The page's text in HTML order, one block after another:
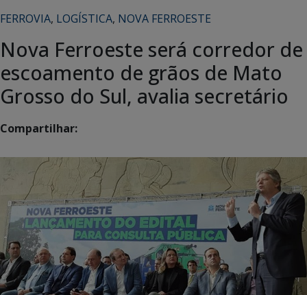
FERROVIA, LOGÍSTICA, NOVA FERROESTE
Nova Ferroeste será corredor de
escoamento de grãos de Mato
Grosso do Sul, avalia secretário
Compartilhar: